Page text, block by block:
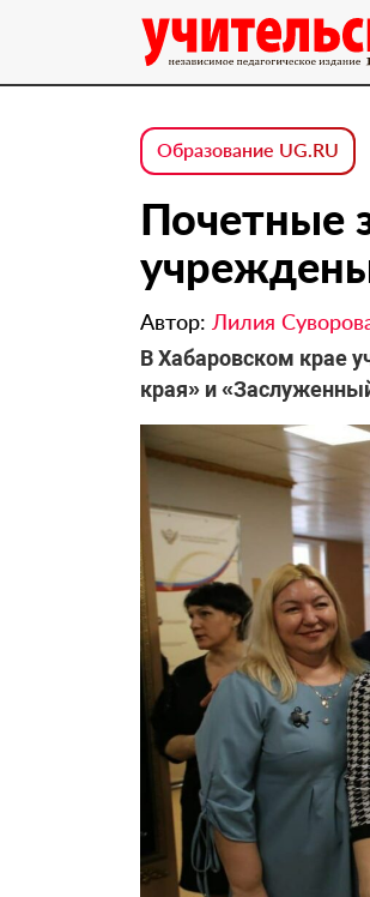
Образование UG.RU
Почетные
Автор: Лилия
В Хабаровском крае
края» и